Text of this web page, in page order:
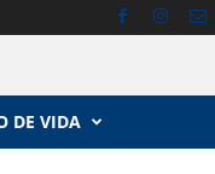
DE VIDA